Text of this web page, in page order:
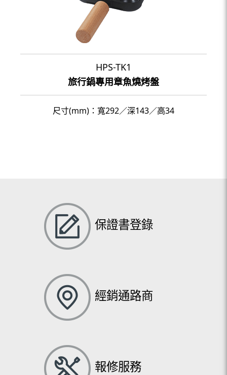
HPS-TK1
旅行鍋專用章魚燒烤盤
尺寸(mm)：寬292／深143／高34
保證書登錄
經銷通路商
報修服務